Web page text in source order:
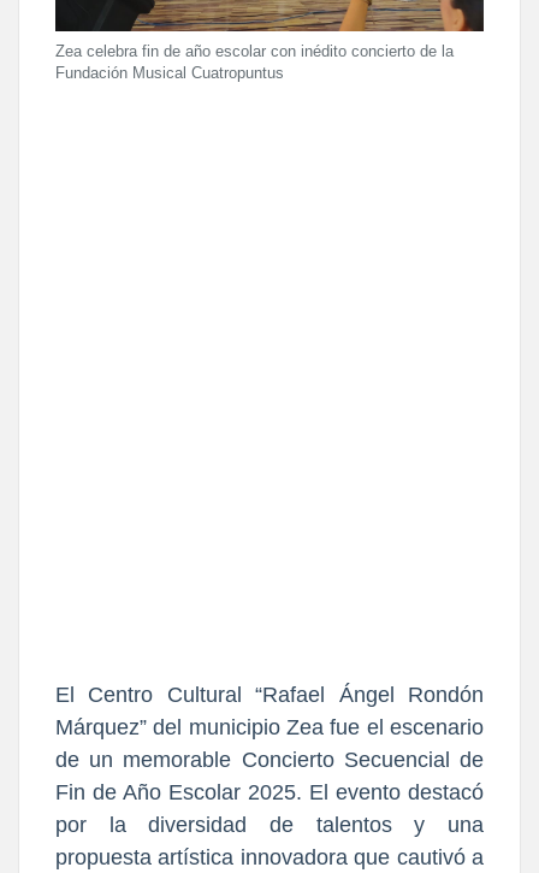
Zea celebra fin de año escolar con inédito concierto de la
Fundación Musical Cuatropuntus
El Centro Cultural “Rafael Ángel Rondón
Márquez” del municipio Zea fue el escenario
de un memorable Concierto Secuencial de
Fin de Año Escolar 2025. El evento destacó
por la diversidad de talentos y una
propuesta artística innovadora que cautivó a